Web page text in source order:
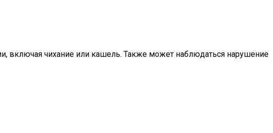
включая чихание или кашель. Также может наблюдаться нарушение